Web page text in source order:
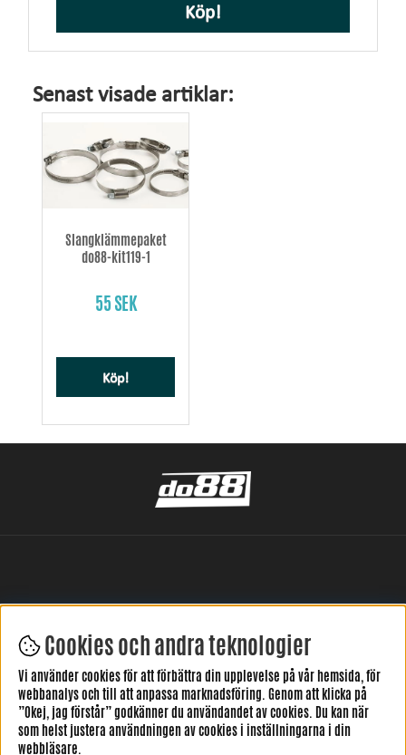
Köp!
Senast visade artiklar:
Slangklämmepaket
do88-kit119-1
55 SEK
Köp!
LÄMNA DIN RECENSION HÄR
Cookies och andra teknologier
Vi använder cookies för att förbättra din upplevelse på vår hemsida, för
webbanalys och till att anpassa marknadsföring. Genom att klicka på
”Okej, jag förstår” godkänner du användandet av cookies. Du kan när
som helst justera användningen av cookies i inställningarna i din
webbläsare.